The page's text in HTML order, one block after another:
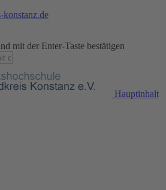
mit der Enter-Taste bestätigen
Hauptinhalt